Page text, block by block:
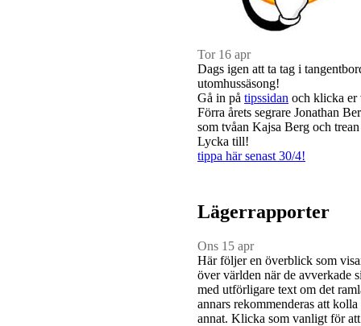
Tor 16 apr
Dags igen att ta tag i
utomhussäsong!
Gå in på tipssidan och klicka er
Förra årets segrare Jonathan
som tvåan Kajsa Berg och
Lycka till!
​tippa här senast 30/4!
Lägerrapporter
Ons 15 apr
Här följer en överblick som
över världen när de avverkade
med utförligare text om det
annars rekommenderas att
annat. Klicka som vanligt för